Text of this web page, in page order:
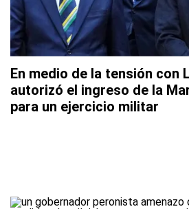
En medio de la tensión con
autorizó el ingreso de la
para un ejercicio militar